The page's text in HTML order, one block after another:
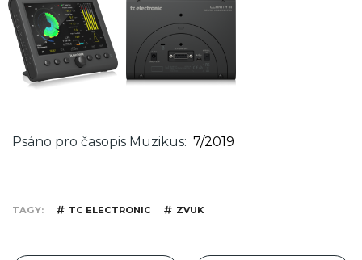
Psáno pro časopis Muzikus 7/2019
TAGY TC ELECTRONIC ZVUK